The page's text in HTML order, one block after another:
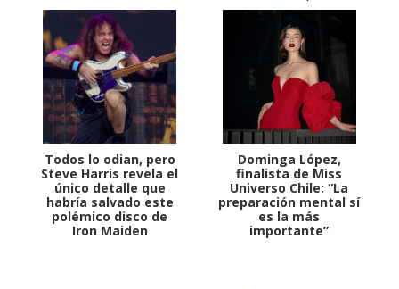
Todos lo odian, pero
Steve Harris revela el
único detalle que
habría salvado este
polémico disco de
Iron Maiden
Dominga López,
finalista de Miss
Universo Chile: “La
preparación mental sí
es la más
importante”